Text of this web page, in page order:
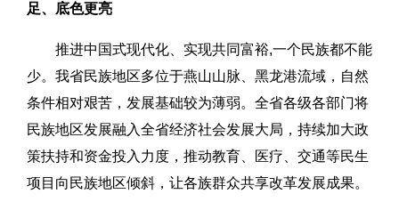
足、底色更亮
推进中国式现代化、实现共同富裕,一个民族都不能
少。我省民族地区多位于燕山山脉、黑龙港流域，自然
条件相对艰苦，发展基础较为薄弱。全省各级各部门将
民族地区发展融入全省经济社会发展大局，持续加大政
策扶持和资金投入力度，推动教育、医疗、交通等民生
项目向民族地区倾斜，让各族群众共享改革发展成果。